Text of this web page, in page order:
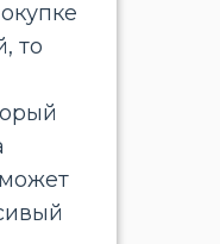
то